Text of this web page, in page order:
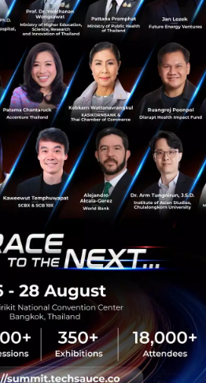
softbank
Trending Tags
Corporate Innovation
Digital Transformation
E-Commerce
Startup
Technology